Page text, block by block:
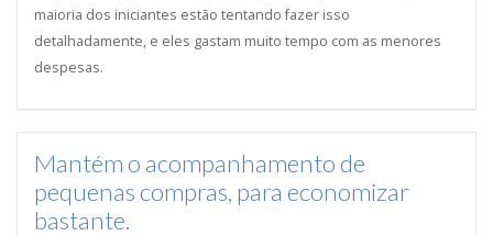
maioria dos iniciantes estão tentando fazer isso
detalhadamente, e eles gastam muito tempo com as menores
despesas.
Mantém o acompanhamento de
pequenas compras, para economizar
bastante.